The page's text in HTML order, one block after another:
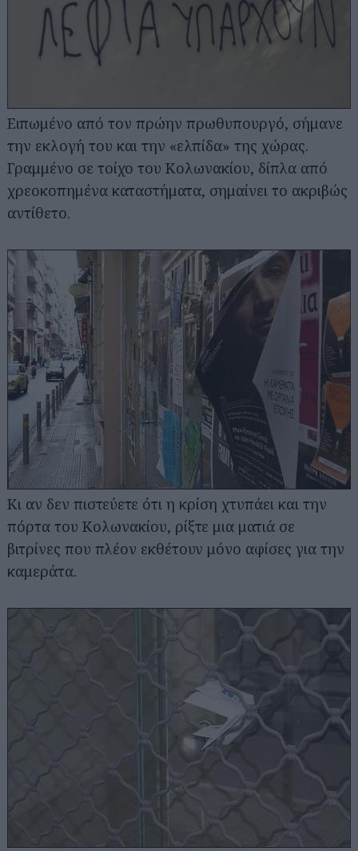
Ειπωμένο από τον πρώην πρωθυπουργό, σήμανε
την εκλογή του και την «ελπίδα» της χώρας.
Γραμμένο σε τοίχο του Κολωνακίου, δίπλα από
χρεοκοπημένα καταστήματα, σημαίνει το ακριβώς
αντίθετο.
Κι αν δεν πιστεύετε ότι η κρίση χτυπάει και την
πόρτα του Κολωνακίου, ρίξτε μια ματιά σε
βιτρίνες που πλέον εκθέτουν μόνο αφίσες για την
καμεράτα.